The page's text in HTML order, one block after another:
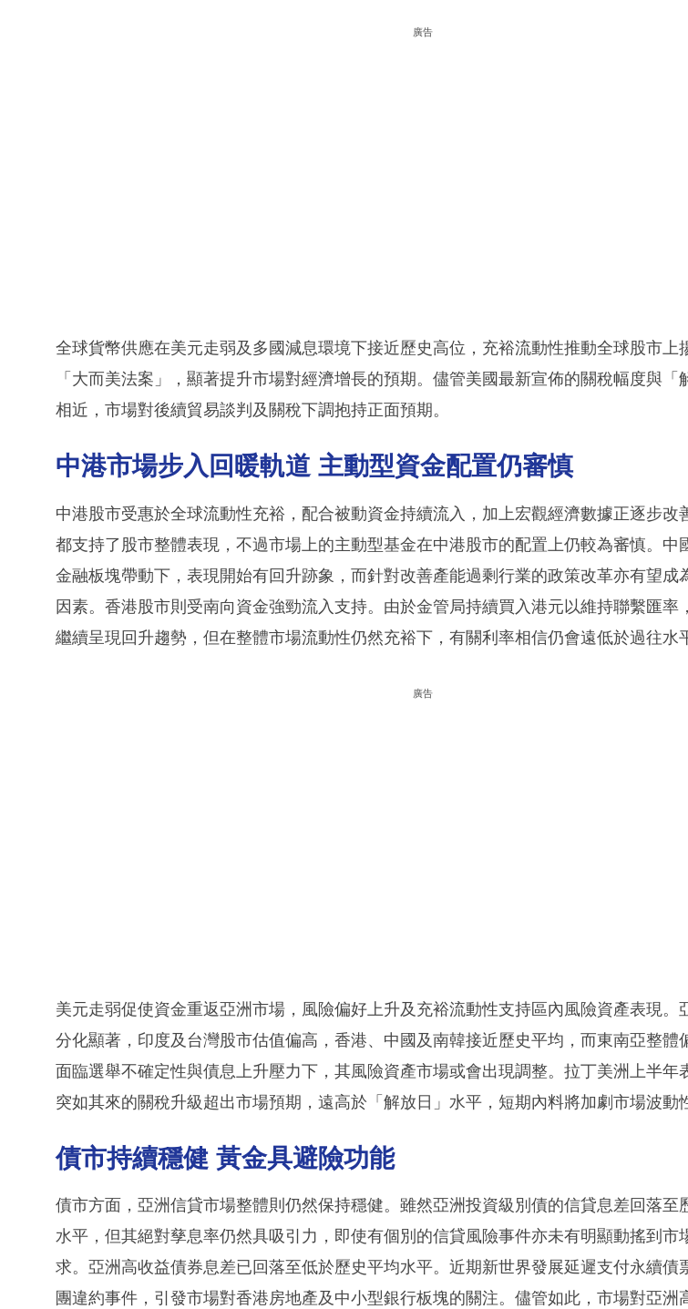
廣告
全球貨幣供應在美元走弱及多國減息環境下接近歷史高位，充裕流動性推動全球股市上
「大而美法案」，顯著提升市場對經濟增長的預期。儘管美國最新宣佈的關稅幅度與「
相近，市場對後續貿易談判及關稅下調抱持正面預期。
中港市場步入回暖軌道 主動型資金配置仍審慎
中港股市受惠於全球流動性充裕，配合被動資金持續流入，加上宏觀經濟數據正逐步改
都支持了股市整體表現，不過市場上的主動型基金在中港股市的配置上仍較為審慎。中
金融板塊帶動下，表現開始有回升跡象，而針對改善產能過剩行業的政策改革亦有望成
因素。香港股市則受南向資金強勁流入支持。由於金管局持續買入港元以維持聯繫匯率
繼續呈現回升趨勢，但在整體市場流動性仍然充裕下，有關利率相信仍會遠低於過往水
廣告
美元走弱促使資金重返亞洲市場，風險偏好上升及充裕流動性支持區內風險資產表現。
分化顯著，印度及台灣股市估值偏高，香港、中國及南韓接近歷史平均，而東南亞整體
面臨選舉不確定性與債息上升壓力下，其風險資產市場或會出現調整。拉丁美洲上半年
突如其來的關稅升級超出市場預期，遠高於「解放日」水平，短期內料將加劇市場波動
債市持續穩健 黃金具避險功能
債市方面，亞洲信貸市場整體則仍然保持穩健。雖然亞洲投資級別債的信貸息差回落至
水平，但其絕對孳息率仍然具吸引力，即使有個別的信貸風險事件亦未有明顯動搖到市
求。亞洲高收益債券息差已回落至低於歷史平均水平。近期新世界發展延遲支付永續債
團違約事件，引發市場對香港房地產及中小型銀行板塊的關注。儘管如此，市場對亞洲